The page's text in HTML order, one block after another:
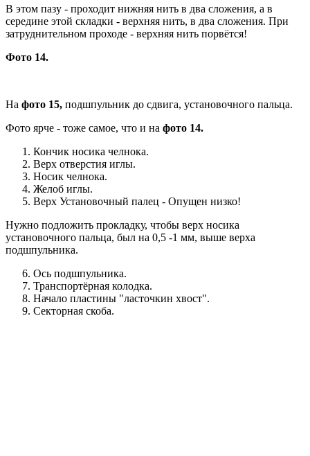
В этом пазу - проходит нижняя нить в два сложения, а в
середине этой складки - верхняя нить, в два сложения. При
затруднительном проходе - верхняя нить порвётся!
Фото 14.
На фото 15, подшпульник до сдвига, установочного пальца.
Фото ярче - тоже самое, что и на фото 14.
Кончик носика челнока.
Верх отверстия иглы.
Носик челнока.
Желоб иглы.
Верх Установочный палец - Опущен низко!
Нужно подложить прокладку, чтобы верх носика
установочного пальца, был на 0,5 -1 мм, выше верха
подшпульника.
Ось подшпульника.
Транспортёрная колодка.
Начало пластины "ласточкин хвост".
Секторная скоба.